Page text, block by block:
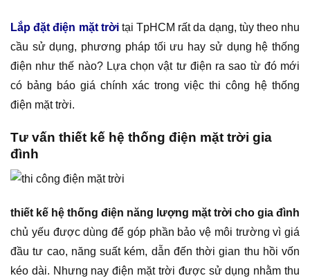
Lắp đặt điện mặt trờitại TpHCM rất da dạng, tùy theo nhu
cầu sử dụng, phương pháp tối ưu hay sử dụng hệ thống
điện như thế nào? Lựa chọn vật tư điện ra sao từ đó mới
có bảng báo giá chính xác trong việc thi công hệ thống
điện mặt trời.
Tư vấn thiết kế hệ thống điện mặt trời gia
đình
thiết kế hệ thống điện năng lượng mặt trời cho gia đình
chủ yếu được dùng để góp phần bảo vệ môi trường vì giá
đầu tư cao, năng suất kém, dẫn đến thời gian thu hồi vốn
kéo dài. Nhưng nay điện mặt trời được sử dụng nhằm thu